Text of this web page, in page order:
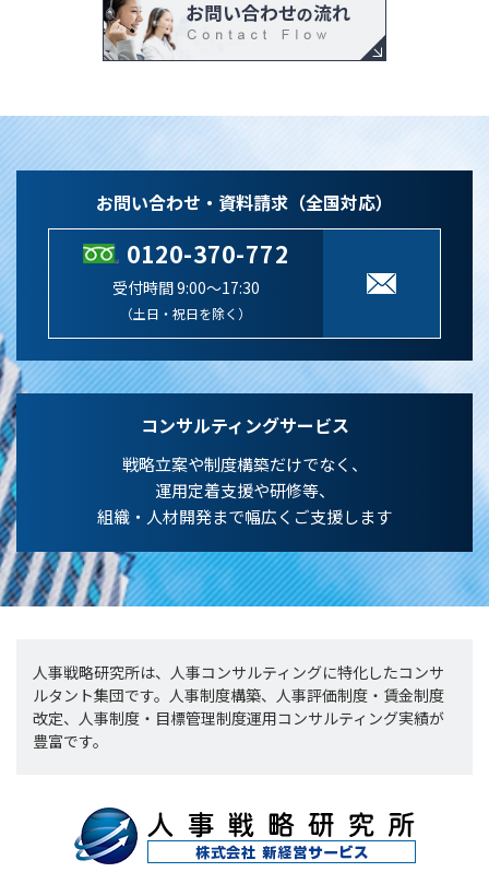
お問い合わせ・資料請求（全国対応）
0120-370-772
受付時間 9:00～17:30
（土日・祝日を除く）
コンサルティングサービス
戦略立案や制度構築だけでなく、
運用定着支援や研修等、
組織・人材開発まで幅広くご支援します
人事戦略研究所は、人事コンサルティングに特化したコンサ
ルタント集団です。人事制度構築、人事評価制度・賃金制度
改定、人事制度・目標管理制度運用コンサルティング実績が
豊富です。